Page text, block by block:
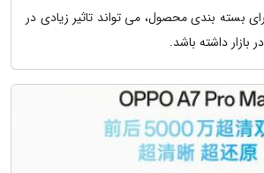
بسته بندی محصول، می تواند تاثیر زیادی در
داشته باشد.